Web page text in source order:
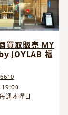
買取販売 MY
JOYLAB 福
19:00
週木曜日